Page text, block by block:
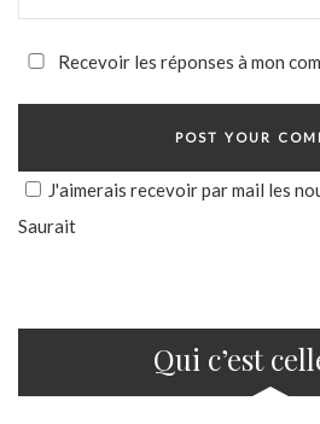
Recevoir les réponses à mon
J'aimerais recevoir par mail les
Saurait
Qui c’est